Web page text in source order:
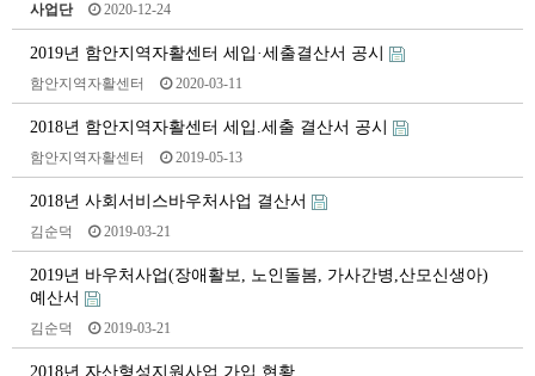
사업단 2020-12-24
2019년 함안지역자활센터 세입·세출결산서 공시
함안지역자활센터 2020-03-11
2018년 함안지역자활센터 세입.세출 결산서 공시
함안지역자활센터 2019-05-13
2018년 사회서비스바우처사업 결산서
김순덕 2019-03-21
2019년 바우처사업(장애활보, 노인돌봄, 가사간병,산모신생아)
예산서
김순덕 2019-03-21
2018년 자산형성지원사업 가입 현황